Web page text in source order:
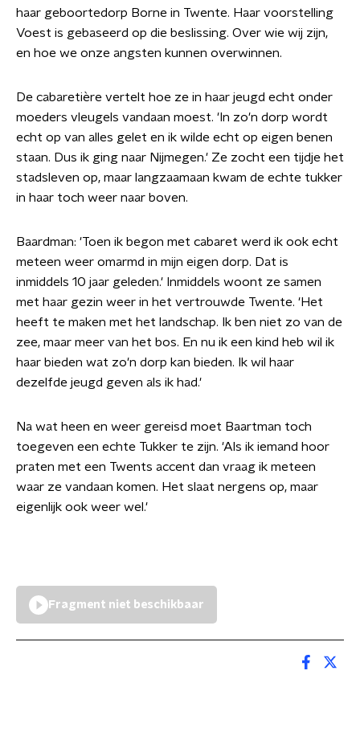
haar geboortedorp Borne in Twente. Haar voorstelling
Voest is gebaseerd op die beslissing. Over wie wij zijn,
en hoe we onze angsten kunnen overwinnen.
De cabaretière vertelt hoe ze in haar jeugd echt onder
moeders vleugels vandaan moest. 'In zo'n dorp wordt
echt op van alles gelet en ik wilde echt op eigen benen
staan. Dus ik ging naar Nijmegen.' Ze zocht een tijdje het
stadsleven op, maar langzaamaan kwam de echte tukker
in haar toch weer naar boven.
Baardman: 'Toen ik begon met cabaret werd ik ook echt
meteen weer omarmd in mijn eigen dorp. Dat is
inmiddels 10 jaar geleden.' Inmiddels woont ze samen
met haar gezin weer in het vertrouwde Twente. 'Het
heeft te maken met het landschap. Ik ben niet zo van de
zee, maar meer van het bos. En nu ik een kind heb wil ik
haar bieden wat zo'n dorp kan bieden. Ik wil haar
dezelfde jeugd geven als ik had.'
Na wat heen en weer gereisd moet Baartman toch
toegeven een echte Tukker te zijn. 'Als ik iemand hoor
praten met een Twents accent dan vraag ik meteen
waar ze vandaan komen. Het slaat nergens op, maar
eigenlijk ook weer wel.'
Fragment niet beschikbaar